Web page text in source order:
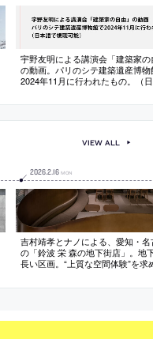
宇野友明による講演会「建築家の
の動画。パリのシテ建築遺産博物
2024年11月に行われたもの。（
2026.2.16 MON
吉村靖孝とナノによる、愛知・名
の「鈴波 栄 森の地下街店」。地
長い区画。“上質な空間体験”を求
で“奥行きと陰影”を創出。上がり
VIEW ALL